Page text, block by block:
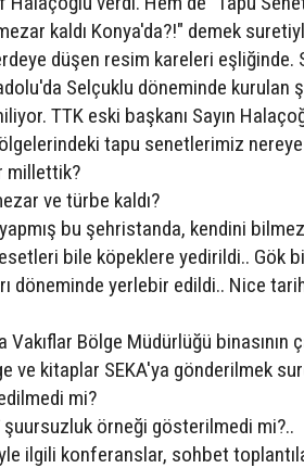
kaldı Konya'da?!" demek
düşen resim kareleri eşliğinde.
Selçuklu döneminde kurulan
TTK eski başkanı Sayın
tapu senetlerimiz
millettik?
ve türbe kaldı?
bu şehristanda, kendini
bile köpeklere yedirildi.. Gök
döneminde yerlebir edildi.. Nice
Bölge Müdürlüğü binasının
ve kitaplar SEKA'ya gönderilmek
mi?
örneği gösterilmedi mi?..
ilgili konferanslar, sohbet